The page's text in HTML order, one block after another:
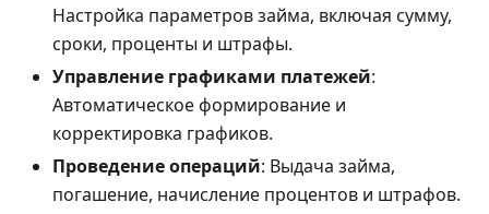
Настройка параметров займа, включая сумму,
сроки, проценты и штрафы.
Управление графиками платежей:
Автоматическое формирование и
корректировка графиков.
Проведение операций: Выдача займа,
погашение, начисление процентов и штрафов.